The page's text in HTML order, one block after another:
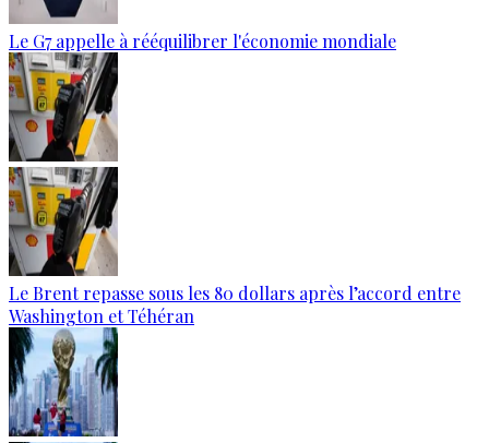
Le G7 appelle à rééquilibrer l'économie mondiale
Le Brent repasse sous les 80 dollars après l’accord entre
Washington et Téhéran